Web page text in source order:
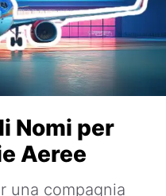
Nomi per
Aeree
una compagnia